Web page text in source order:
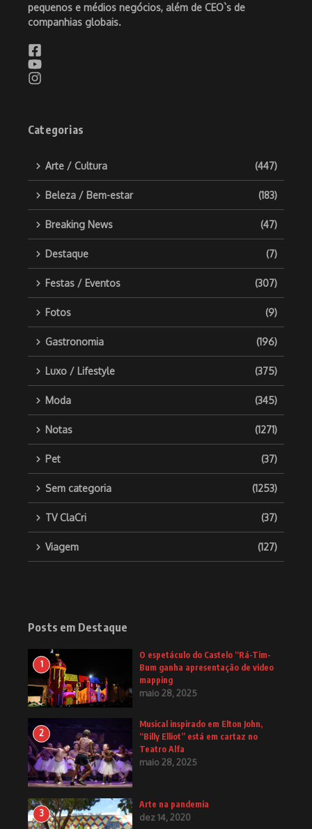
pequenos e médios negócios, além de CEO`s de
companhias globais.
Categorias
Arte / Cultura (447)
Beleza / Bem-estar (183)
Breaking News (47)
Destaque (7)
Festas / Eventos (307)
Fotos (9)
Gastronomia (196)
Luxo / Lifestyle (375)
Moda (345)
Notas (1271)
Pet (37)
Sem categoria (1253)
TV ClaCri (37)
Viagem (127)
Posts em Destaque
1
O espetáculo do Castelo “Rá-Tim-
Bum ganha apresentação de video
mapping
maio 28, 2025
2
Musical inspirado em Elton John,
“Billy Elliot” está em cartaz no
Teatro Alfa
maio 28, 2025
3
Arte na pandemia
dez 14, 2020